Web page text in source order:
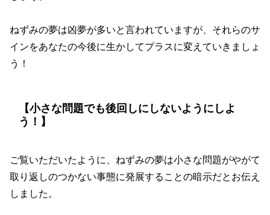
ねずみの夢は凶夢が多いと言われていますが、それらのサ
インをあなたの今後に生かしてプラスに変えていきましょ
う！
【小さな問題でも後回しにしないようにしよ
う！】
ご覧いただいたように、ねずみの夢は小さな問題がやがて
取り返しのつかない事態に発展することの暗示だとお伝え
しました。